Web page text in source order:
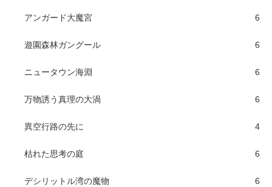
アンガード大魔宮 6
遊園森林ガングール 6
ニュータウン海淵 6
万物誘う真理の大渦 6
異空行路の先に 4
枯れた思考の庭 6
デシリットル湾の魔物 6